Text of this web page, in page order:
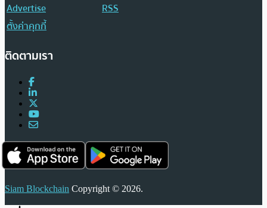
Advertise
RSS
ตั้งค่าคุกกี้
ติดตามเรา
Siam Blockchain Copyright © 2026.